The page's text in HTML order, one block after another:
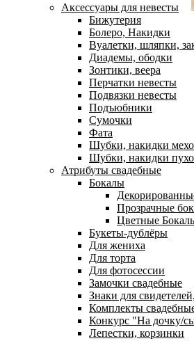
Аксессуары для невесты
Бижутерия
Болеро, Накидки
Вуалетки, шляпки,
Диадемы, ободки
Зонтики, веера
Перчатки невесты
Подвязки невесты
Подъюбники
Сумочки
Фата
Шубки, накидки
Шубки, накидки
Атрибуты свадебные
Бокалы
Прозрачные
Цветные
Букеты-дублёры
Для жениха
Для торта
Для фотосессии
Замочки свадебные
Знаки для
Комплекты
Конкурс "На дочку/
Лепестки, корзинки